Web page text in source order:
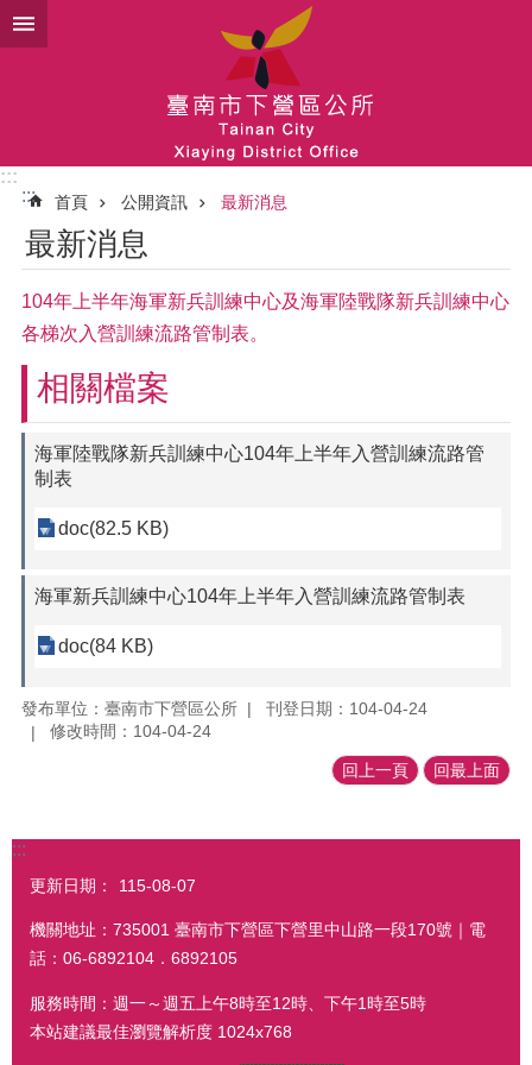
跳到主要內容區塊
:::
:::
首頁 公開資訊 最新消息
最新消息
104年上半年海軍新兵訓練中心及海軍陸戰隊新兵訓練中心
各梯次入營訓練流路管制表。
相關檔案
海軍陸戰隊新兵訓練中心104年上半年入營訓練流路管
制表
doc(82.5 KB)
海軍新兵訓練中心104年上半年入營訓練流路管制表
doc(84 KB)
發布單位：臺南市下營區公所
刊登日期：104-04-24
修改時間：104-04-24
回上一頁 回最上面
:::
更新日期： 115-08-07
機關地址：735001 臺南市下營區下營里中山路一段170號｜電
話：06-6892104．6892105
服務時間：週一～週五上午8時至12時、下午1時至5時
本站建議最佳瀏覽解析度 1024x768